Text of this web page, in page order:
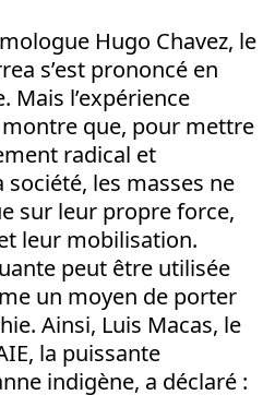
Hugo Chavez, le
s’est prononcé en
Mais l’expérience
que, pour mettre
radical et
les masses ne
sur leur propre force,
leur mobilisation.
peut être utilisée
un moyen de porter
Ainsi, Luis Macas, le
la puissante
indigène, a déclaré :